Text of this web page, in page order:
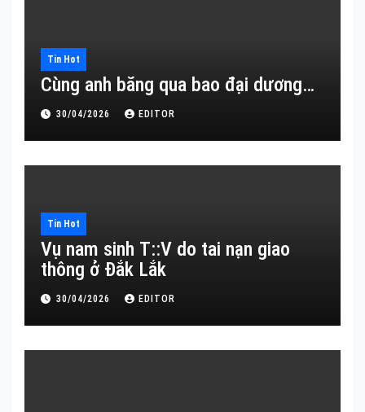
Tin Hot
Cùng anh băng qua bao đại dương…
30/04/2026 EDITOR
Tin Hot
Vụ nam sinh T::V do tai nạn giao
thông ở Đắk Lắk
30/04/2026 EDITOR